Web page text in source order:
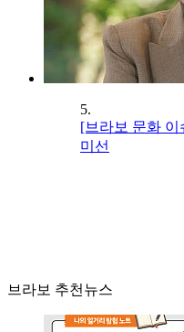
5.
[브라보 문화
미선
브라보 추천뉴스